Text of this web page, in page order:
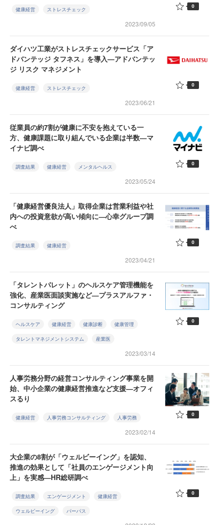
健康経営 ストレスチェック
2023/09/05
0
ダイハツ工業がストレスチェックサービス「ア
ドバンテッジ タフネス」を導入—アドバンテッ
ジ リスク マネジメント
健康経営 ストレスチェック
2023/06/21
0
従業員の約7割が健康に不安を抱えている一
方、健康課題に取り組んでいる企業は半数―マ
イナビ調べ
調査結果 健康経営 メンタルヘルス
2023/05/24
0
「健康経営優良法人」取得企業は営業利益や社
内への投資意欲が高い傾向に―心幸グループ調
べ
調査結果 健康経営
2023/04/21
0
「タレントパレット」のヘルスケア管理機能を
強化、産業医面談実施など―プラスアルファ・
コンサルティング
ヘルスケア 健康経営 健康診断 健康管理
タレントマネジメントシステム 産業医
2023/03/14
0
人事労務分野の経営コンサルティング事業を開
始、中小企業の健康経営推進など支援―オフィ
スるり
健康経営 人事労務コンサルティング 人事労務
2023/02/14
0
大企業の8割が「ウェルビーイング」を認知、
推進の効果として「社員のエンゲージメント向
上」を実感―HR総研調べ
調査結果 エンゲージメント 健康経営
ウェルビーイング パーパス
0